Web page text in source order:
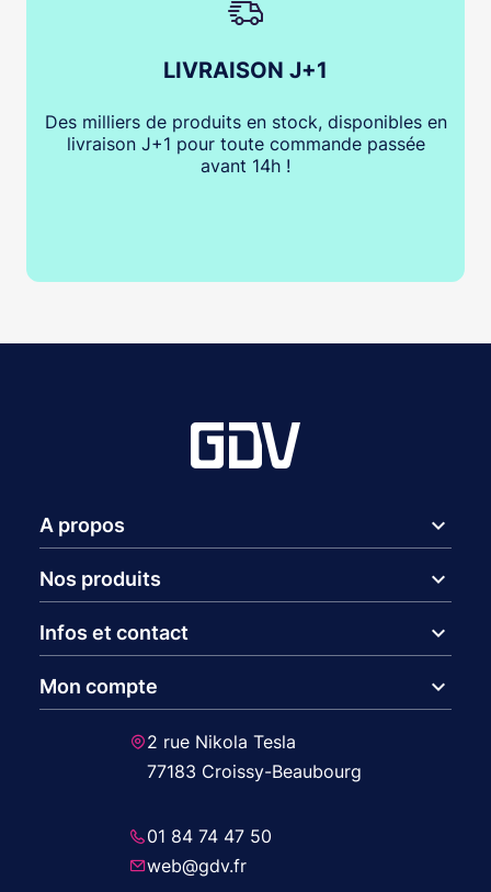
LIVRAISON J+1
Des milliers de produits en stock, disponibles en
livraison J+1 pour toute commande passée
avant 14h !
A propos expand_more
Nos produits expand_more
Infos et contact expand_more
Mon compte expand_more
2 rue Nikola Tesla
77183 Croissy-Beaubourg
01 84 74 47 50
web@gdv.fr